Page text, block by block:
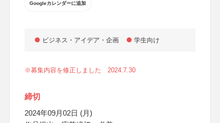
Googleカレンダーに追加
ビジネス・アイデア・企画 学生向け
※募集内容を修正しました 2024.7.30
締切
2024年09月02日 (月)